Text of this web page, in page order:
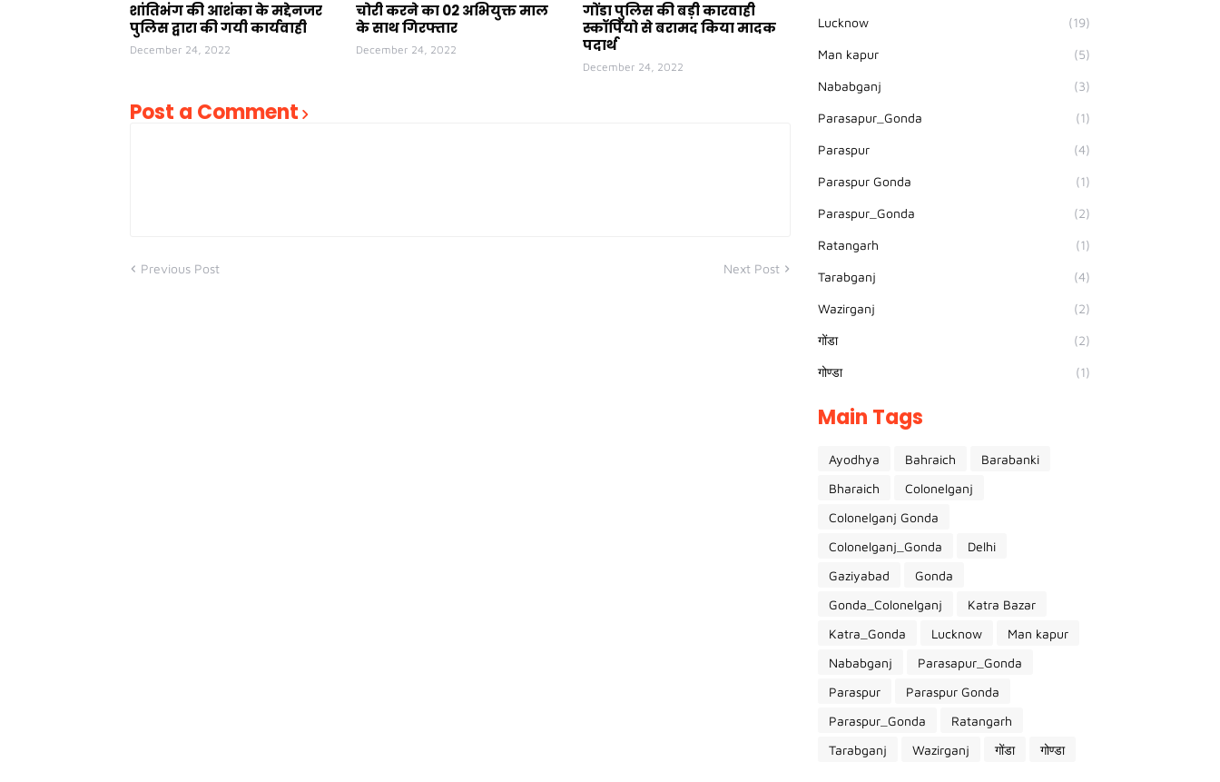
शांतिभंग की आशंका के मद्देनजर
पुलिस द्वारा की गयी कार्यवाही
December 24, 2022
चोरी करने का 02 अभियुक्त माल
के साथ गिरफ्तार
December 24, 2022
गोंडा पुलिस की बड़ी कारवाही
स्कॉर्पियो से बरामद किया मादक
पदार्थ
December 24, 2022
Post a Comment
Previous Post Next Post
Lucknow (19)
Man kapur (5)
Nababganj (3)
Parasapur_Gonda (1)
Paraspur (4)
Paraspur Gonda (1)
Paraspur_Gonda (2)
Ratangarh (1)
Tarabganj (4)
Wazirganj (2)
गोंडा (2)
गोण्डा (1)
Main Tags
Ayodhya Bahraich
Barabanki
Bharaich
Colonelganj
Colonelganj Gonda
Colonelganj_Gonda
Delhi
Gaziyabad
Gonda
Gonda_Colonelganj
Katra Bazar
Katra_Gonda
Lucknow
Man kapur
Nababganj
Parasapur_Gonda
Paraspur
Paraspur Gonda
Paraspur_Gonda
Ratangarh
Tarabganj
Wazirganj गोंडा गोण्डा